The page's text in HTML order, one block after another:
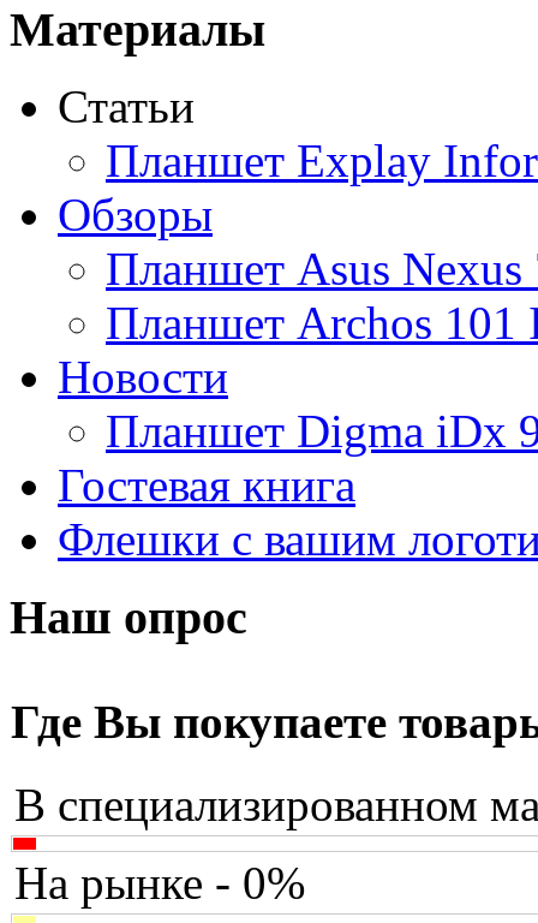
Acme(2)
Ainol
Altinet
Amazon
Amber
Ampe
Apache
Apple(4)
Apriori
Archos
Armaggeddon
Assistant
Asus(9)
Barnes&noble
Brain
Brava
Материалы
Статьи
Планшет Explay
Обзоры
Планшет Asus Nexus
Планшет Archos 101
Новости
Планшет Digma iDx
Гостевая книга
Флешки с вашим
Наш опрос
Где Вы покупаете
В специализированном
На рынке - 0%